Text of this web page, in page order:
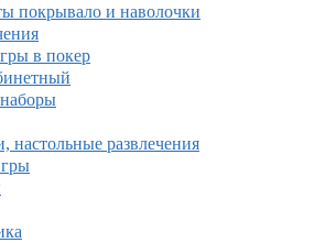
покрывало и наволочки
в покер
настольные развлечения